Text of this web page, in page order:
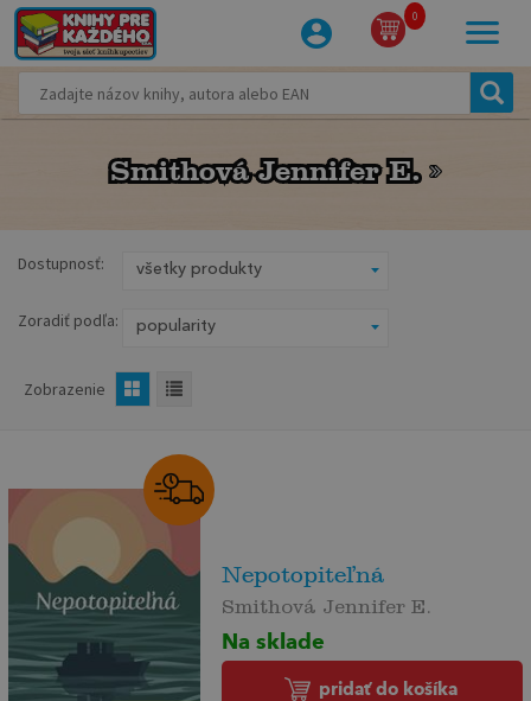
0
Smithová Jennifer E.
Smithová Jennifer E.
Dostupnosť:
Zoradiť podľa:
Zobrazenie
Nepotopiteľná
Smithová Jennifer E.
Na sklade
pridať do košíka